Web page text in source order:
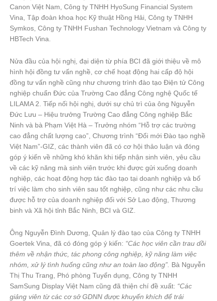
Canon Việt Nam, Công ty TNHH HyoSung Financial System
Vina, Tập đoàn khoa học Kỹ thuật Hồng Hải, Công ty TNHH
Symkos, Công ty TNHH Fushan Technology Vietnam và Công ty
HBTech Vina.
Nửa đầu của hội nghị, đại diện từ phía BCI đã giới thiệu về mô
hình hội đồng tư vấn nghề, cơ chế hoạt động hai cấp độ hội
đồng tư vấn nghề cũng như chương trình đào tạo Điện tử Công
nghiệp chuẩn Đức của Trường Cao đẳng Công nghệ Quốc tế
LILAMA 2. Tiếp nối hội nghị, dưới sự chủ trì của ông Nguyễn
Đức Lưu – Hiệu trưởng Trường Cao đẳng Công nghiệp Bắc
Ninh và bà Phạm Việt Hà – Trưởng nhóm “Hỗ trợ các trường
cao đẳng chất lượng cao”, Chương trình “Đổi mới Đào tạo nghề
Việt Nam”-GIZ, các thành viên đã có cơ hội thảo luận và đóng
góp ý kiến về những khó khăn khi tiếp nhận sinh viên, yêu cầu
về các kỹ năng mà sinh viên trước khi được gửi xuống doanh
nghiệp, các hoạt động hợp tác đào tạo tại doanh nghiệp và bố
trí việc làm cho sinh viên sau tốt nghiệp, cũng như các nhu cầu
được hỗ trợ của doanh nghiệp đối với Sở Lao động, Thương
binh và Xã hội tỉnh Bắc Ninh, BCI và GIZ.
Ông Nguyễn Đình Dương, Quản lý đào tạo của Công ty TNHH
Goertek Vina, đã có đóng góp ý kiến: “Các học viên cần trau dồi
thêm về nhận thức, tác phong công nghiệp, kỹ năng làm việc
nhóm, xử lý tình huống cũng như an toàn lao động”. Bà Nguyễn
Thị Thu Trang, Phó phòng Tuyển dụng, Công ty TNHH
SamSung Display Việt Nam cũng đã thiện chí đề xuất: “Các
giảng viên từ các cơ sở GDNN được khuyến khích để trải